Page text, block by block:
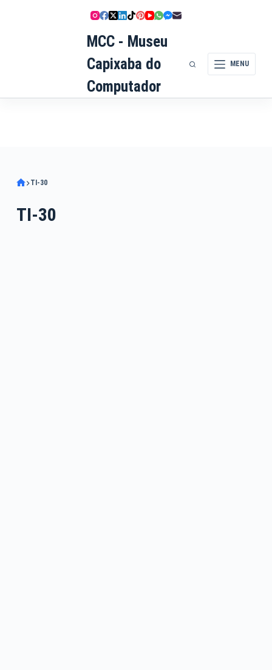
MCC - Museu
Capixaba do
Computador
MENU
TI-30
TI-30